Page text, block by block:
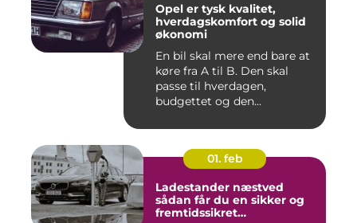
Opel er tysk kvalitet,
hverdagskomfort og solid
økonomi
En bil skal mere end bare at
køre fra A til B. Den skal
passe til hverdagen,
budgettet og den...
01. feb
Ladestander næstved
sådan får du en sikker og
fremtidssikret